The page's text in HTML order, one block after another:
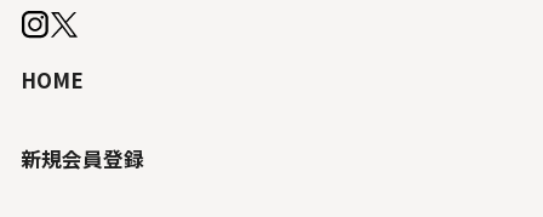
HOME
新規会員登録